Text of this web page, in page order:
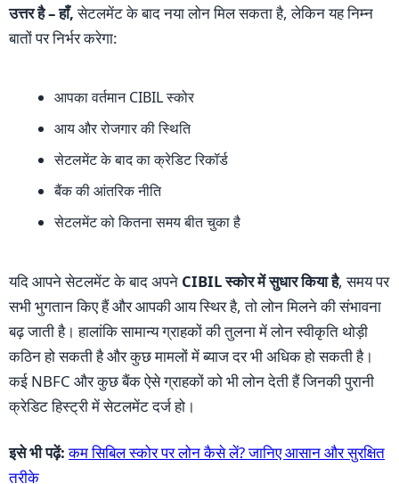
उत्तर है – हाँ,सेटलमेंट के बाद नया लोन मिल सकता है, लेकिन यह निम्न
बातों पर निर्भर करेगा:
आपका वर्तमान CIBIL स्कोर
आय और रोजगार की स्थिति
सेटलमेंट के बाद का क्रेडिट रिकॉर्ड
बैंक की आंतरिक नीति
सेटलमेंट को कितना समय बीत चुका है
यदि आपने सेटलमेंट के बाद अपने CIBIL स्कोर में सुधार किया है, समय पर
सभी भुगतान किए हैं और आपकी आय स्थिर है, तो लोन मिलने की संभावना
बढ़ जाती है। हालांकि सामान्य ग्राहकों की तुलना में लोन स्वीकृति थोड़ी
कठिन हो सकती है और कुछ मामलों में ब्याज दर भी अधिक हो सकती है।
कई NBFC और कुछ बैंक ऐसे ग्राहकों को भी लोन देती हैं जिनकी पुरानी
क्रेडिट हिस्ट्री में सेटलमेंट दर्ज हो।
इसे भी पढ़ें: कम सिबिल स्कोर पर लोन कैसे लें? जानिए आसान और सुरक्षित
तरीके